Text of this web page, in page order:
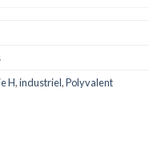
H,industriel,Polyvalent